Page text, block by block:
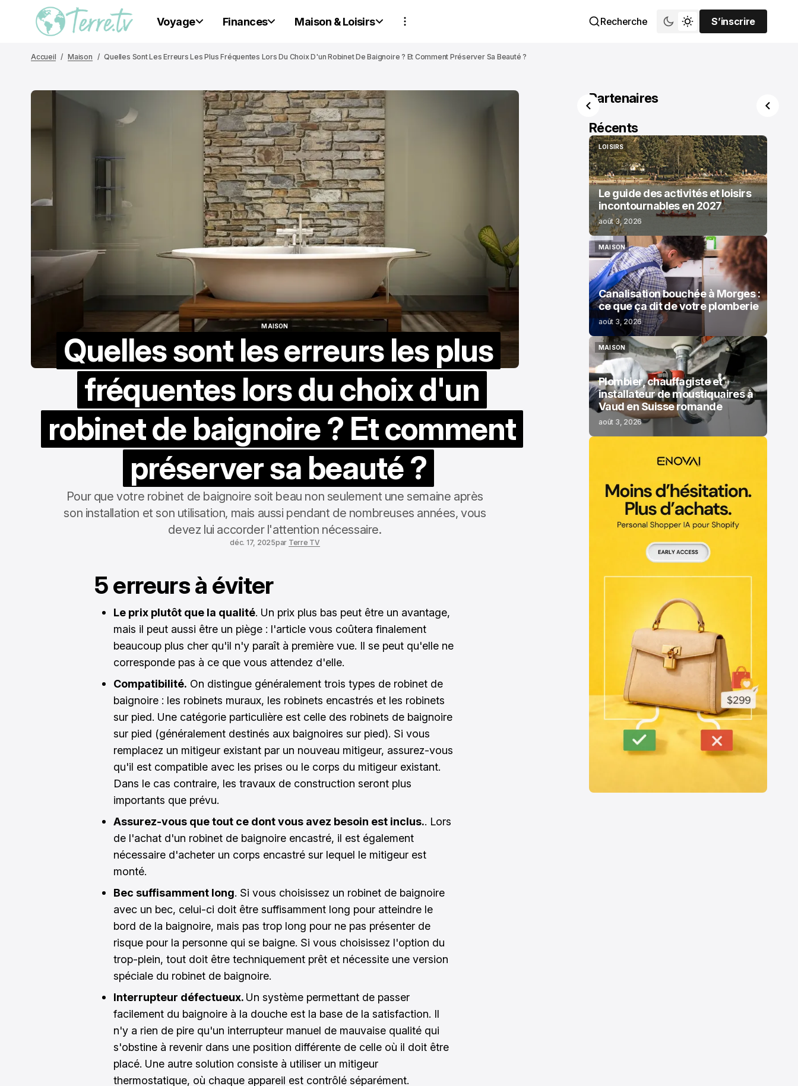
Voyage Finances Maison & Loisirs Recherche
S’inscrire
S’inscrire
Accueil Maison Quelles Sont Les Erreurs Les Plus Fréquentes Lors Du Choix D'un Robinet De Baignoire ? Et Comment Préserver Sa Beauté ?
MAISON
Quelles sont les erreurs les plus
fréquentes lors du choix d'un
robinet de baignoire ? Et comment
préserver sa beauté ?
Pour que votre robinet de baignoire soit beau non seulement une semaine après
son installation et son utilisation, mais aussi pendant de nombreuses années, vous
devez lui accorder l'attention nécessaire.
déc. 17, 2025par Terre TV
5 erreurs à éviter
Le prix plutôt que la qualité. Un prix plus bas peut être un avantage,
mais il peut aussi être un piège : l'article vous coûtera finalement
beaucoup plus cher qu'il n'y paraît à première vue. Il se peut qu'elle ne
corresponde pas à ce que vous attendez d'elle.
Compatibilité. On distingue généralement trois types de robinet de
baignoire : les robinets muraux, les robinets encastrés et les robinets
sur pied. Une catégorie particulière est celle des robinets de baignoire
sur pied (généralement destinés aux baignoires sur pied). Si vous
remplacez un mitigeur existant par un nouveau mitigeur, assurez-vous
qu'il est compatible avec les prises ou le corps du mitigeur existant.
Dans le cas contraire, les travaux de construction seront plus
importants que prévu.
Assurez-vous que tout ce dont vous avez besoin est inclus.. Lors
de l'achat d'un robinet de baignoire encastré, il est également
nécessaire d'acheter un corps encastré sur lequel le mitigeur est
monté.
Bec suffisamment long. Si vous choisissez un robinet de baignoire
avec un bec, celui-ci doit être suffisamment long pour atteindre le
bord de la baignoire, mais pas trop long pour ne pas présenter de
risque pour la personne qui se baigne. Si vous choisissez l'option du
trop-plein, tout doit être techniquement prêt et nécessite une version
spéciale du robinet de baignoire.
Interrupteur défectueux. Un système permettant de passer
facilement du baignoire à la douche est la base de la satisfaction. Il
n'y a rien de pire qu'un interrupteur manuel de mauvaise qualité qui
s'obstine à revenir dans une position différente de celle où il doit être
placé. Une autre solution consiste à utiliser un mitigeur
thermostatique, où chaque appareil est contrôlé séparément.
Partenaires
Récents
LOISIRS
LOISIRS
Le guide des activités et loisirs
incontournables en 2027
août 3, 2026
MAISON
MAISON
Canalisation bouchée à Morges :
ce que ça dit de votre plomberie
août 3, 2026
MAISON
MAISON
Plombier, chauffagiste et
installateur de moustiquaires à
Vaud en Suisse romande
août 3, 2026